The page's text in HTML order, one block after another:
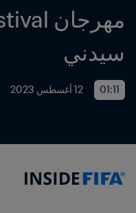
سيدني
01:11 12 أغسطس 2023